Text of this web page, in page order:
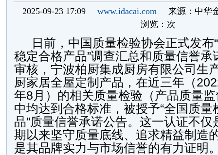
2025-09-23 17:09 www.idacai.com
来源：中华
浏览： 次
日前，中国质量检验协会正式发布
稳定合格产品”调查汇总和质量信誉承
审核，宁波柏厨集成厨房有限公司生
厨家居全屋定制产品，在近三年（
年8月）的相关质量检验（产品质量
中均达到合格标准，被授予“全国质量
品”质量信誉承诺公告。这一认证不仅
期以来坚守质量底线、追求精益制造
是其品牌实力与市场信誉的有力证明